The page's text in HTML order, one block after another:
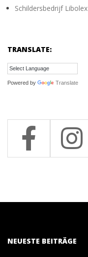
Schildersbedrijf Libolex
TRANSLATE:
Powered by Translate
NEUESTE BEITRÄGE